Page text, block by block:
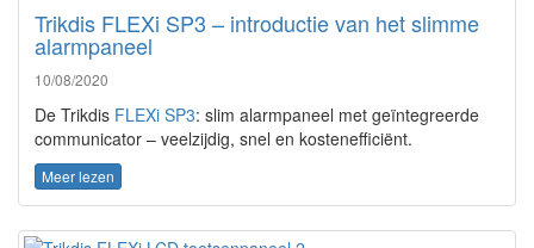
Trikdis FLEXi SP3 – introductie van het slimme
alarmpaneel
10/08/2020
De Trikdis FLEXi SP3: slim alarmpaneel met geïntegreerde
communicator – veelzijdig, snel en kostenefficiënt.
Meer lezen